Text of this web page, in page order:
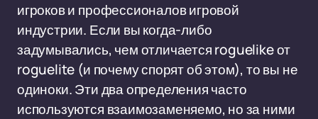
игроков и профессионалов игровой
индустрии. Если вы когда-либо
задумывались, чем отличается roguelike от
roguelite (и почему спорят об этом), то вы не
одиноки. Эти два определения часто
используются взаимозаменяемо, но за ними